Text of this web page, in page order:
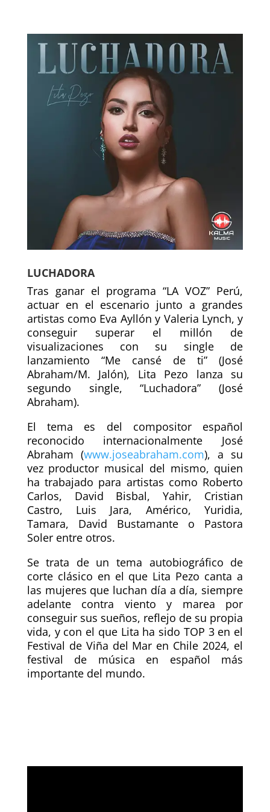
LUCHADORA
Tras ganar el programa “LA VOZ” Perú,
actuar en el escenario junto a grandes
artistas como Eva Ayllón y Valeria Lynch, y
conseguir superar el millón de
visualizaciones con su single de
lanzamiento “Me cansé de ti” (José
Abraham/M. Jalón), Lita Pezo lanza su
segundo single, “Luchadora” (José
Abraham).
El tema es del compositor español
reconocido internacionalmente José
Abraham (www.joseabraham.com), a su
vez productor musical del mismo, quien
ha trabajado para artistas como Roberto
Carlos, David Bisbal, Yahir, Cristian
Castro, Luis Jara, Américo, Yuridia,
Tamara, David Bustamante o Pastora
Soler entre otros.
Se trata de un tema autobiográfico de
corte clásico en el que Lita Pezo canta a
las mujeres que luchan día a día, siempre
adelante contra viento y marea por
conseguir sus sueños, reflejo de su propia
vida, y con el que Lita ha sido TOP 3 en el
Festival de Viña del Mar en Chile 2024, el
festival de música en español más
importante del mundo.